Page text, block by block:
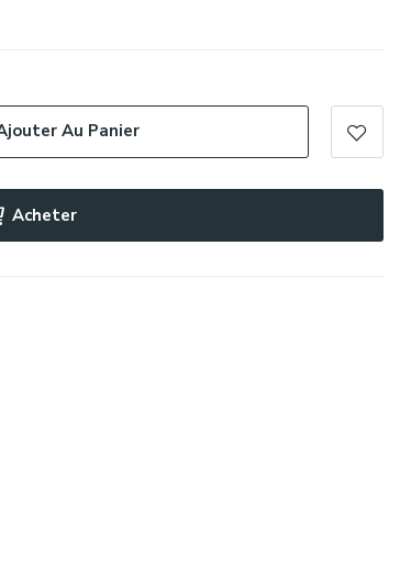
Au Panier
Acheter